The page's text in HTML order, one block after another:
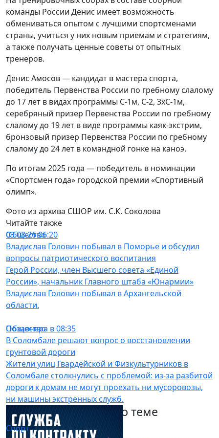
команды России Денис имеет возможность
обмениваться опытом с лучшими спортсменами
страны, учиться у них новым приемам и стратегиям,
а также получать ценные советы от опытных
тренеров.
Денис Амосов — кандидат в мастера спорта,
победитель Первенства России по гребному слалому
до 17 лет в видах программы С-1м, С-2, 3хС-1м,
серебряный призер Первенства России по гребному
слалому до 19 лет в виде программы каяк-экстрим,
бронзовый призер Первенства России по гребному
слалому до 24 лет в командной гонке на каноэ.
По итогам 2025 года — победитель в номинации
«Спортсмен года» городской премии «Спортивный
олимп».
Фото из архива СШОР им. С.К. Соколова
Читайте также
Общество
03.08.26 06:20
Владислав Головин побывал в Поморье и обсудил
вопросы патриотического воспитания
Герой России, член Высшего совета «Единой
России», начальник Главного штаба «Юнармии»
Владислав Головин побывал в Архангельской
области.
Общество
Позавчера в 08:35
В Соломбале решают вопрос о восстановлении
грунтовой дороги
Жители улиц Гвардейской и Физкультурников в
Соломбале столкнулись с проблемой: из-за разбитой
дороги к домам не могут проехать ни мусоровозы,
ни машины экстренных служб.
Другие материалы по теме
Спорт
03.08.26 05:30